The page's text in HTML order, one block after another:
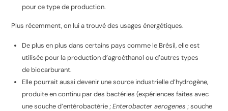
pour ce type de production.
Plus récemment, on lui a trouvé des usages énergétiques.
De plus en plus dans certains pays comme le Brésil, elle est
utilisée pour la production d’agroéthanol ou d’autres types
de biocarburant.
Elle pourrait aussi devenir une source industrielle d’hydrogène,
produite en continu par des bactéries (expériences faites avec
une souche d’entérobactérie ;Enterobacter aerogenes ; souche